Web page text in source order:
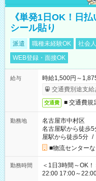
《単発1日OK！日
シール貼り
派遣 職種未経験OK 社会
WEB登録・面接OK
給与
時給1,500円～
交通費別途支給
交通費 ■ 交通費規
勤務地
名古屋市中村区
名古屋駅から徒歩5
屋駅から徒歩5分 /
■物流センター
勤務時間
＜1日3時間～OK！＞ ▼ 例えば… ▼ 15:00～18:00
22:00 17:00～22:00 など こちら以外の時間もお